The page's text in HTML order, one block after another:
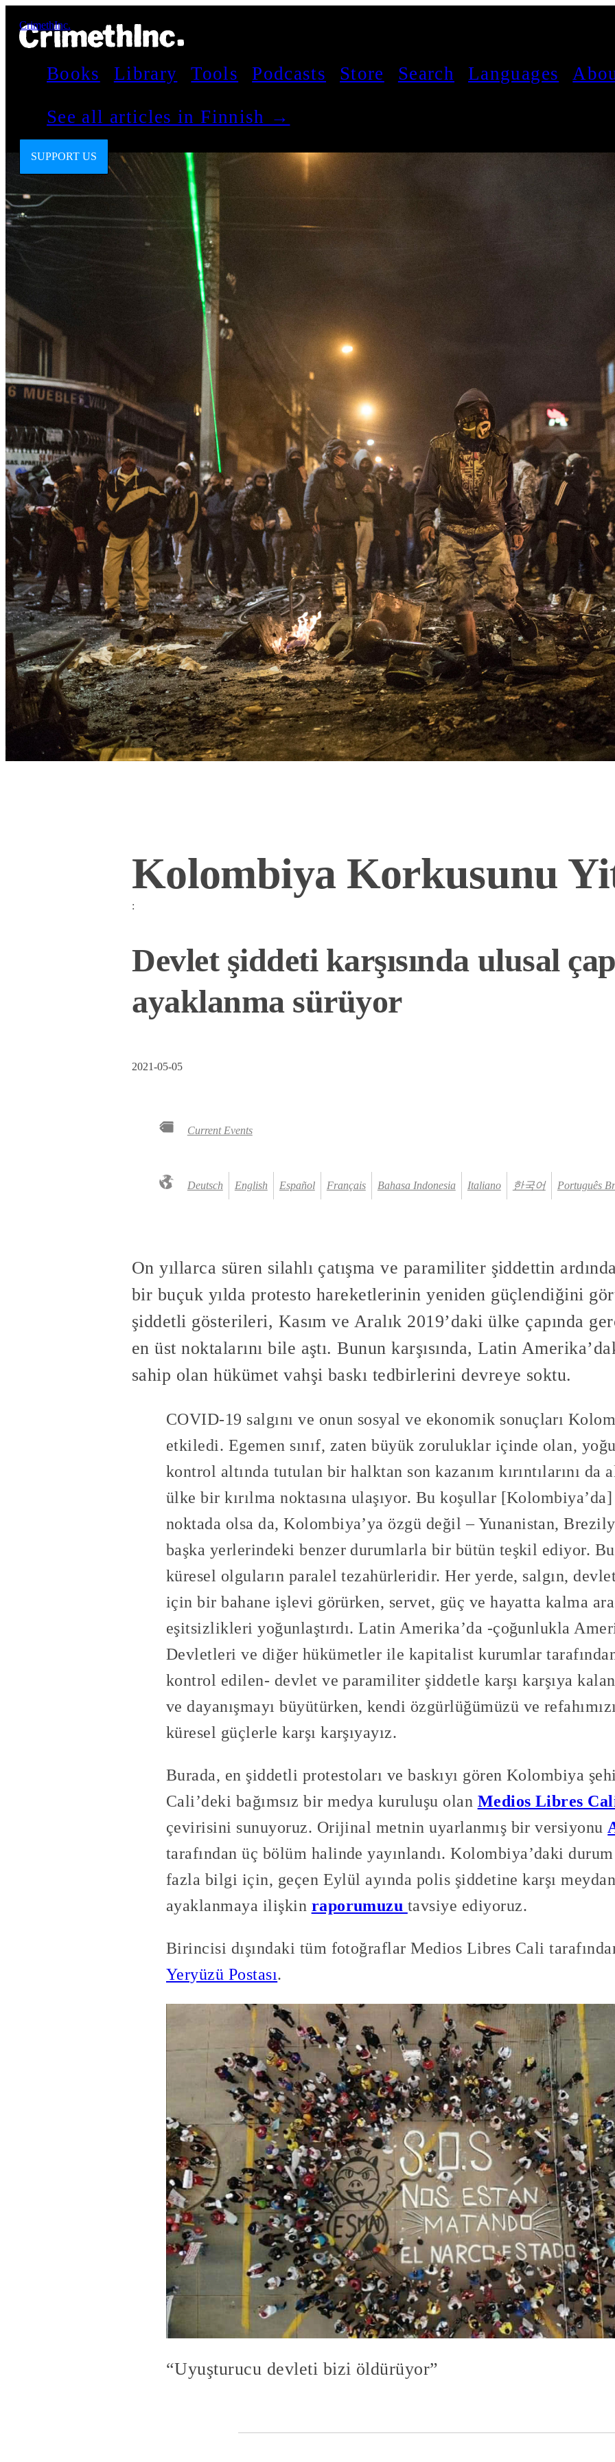
CrimethInc.
Books Library Tools Podcasts Store Search Languages
See all articles in Finnish →
SUPPORT US
Kolombiya Korkusunu
:
Devlet şiddeti karşısında ulusal
ayaklanma sürüyor
2021-05-05
Current Events
Deutsch English Español Français Bahasa Indonesia Italiano 한국어 Português
On yıllarca süren silahlı çatışma ve paramiliter şiddettin
bir buçuk yılda protesto hareketlerinin yeniden güçlendiğini
şiddetli gösterileri, Kasım ve Aralık 2019’daki ülke çapında
en üst noktalarını bile aştı. Bunun karşısında, Latin
sahip olan hükümet vahşi baskı tedbirlerini devreye soktu.
COVID-19 salgını ve onun sosyal ve ekonomik sonuçları
etkiledi. Egemen sınıf, zaten büyük zoruluklar içinde olan,
kontrol altında tutulan bir halktan son kazanım kırıntılarını da
ülke bir kırılma noktasına ulaşıyor. Bu koşullar
noktada olsa da, Kolombiya’ya özgü değil – Yunanistan,
başka yerlerindeki benzer durumlarla bir bütün teşkil ediyor.
küresel olguların paralel tezahürleridir. Her yerde, salgın, devlet
için bir bahane işlevi görürken, servet, güç ve hayatta kalma
eşitsizlikleri yoğunlaştırdı. Latin Amerika’da -çoğunlukla
Devletleri ve diğer hükümetler ile kapitalist kurumlar
kontrol edilen- devlet ve paramiliter şiddetle karşı karşıya
ve dayanışmayı büyütürken, kendi özgürlüğümüzü ve
küresel güçlerle karşı karşıyayız.
Burada, en şiddetli protestoları ve baskıyı gören Kolombiya
Cali’deki bağımsız bir medya kuruluşu olan Medios Libres
çevirisini sunuyoruz. Orijinal metnin uyarlanmış bir versiyonu
tarafından üç bölüm halinde yayınlandı. Kolombiya’daki durum
fazla bilgi için, geçen Eylül ayında polis şiddetine karşı
ayaklanmaya ilişkin raporumuzu tavsiye ediyoruz.
Birincisi dışındaki tüm fotoğraflar Medios Libres Cali
Yeryüzü Postası.
“Uyuşturucu devleti bizi öldürüyor”